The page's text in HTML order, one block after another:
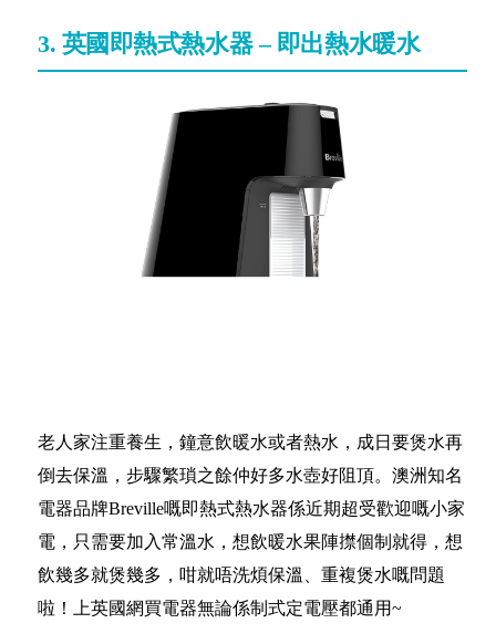
3. 英國即熱式熱水器 – 即出熱水暖水
老人家注重養生，鐘意飲暖水或者熱水，成日要煲水再
倒去保溫，步驟繁瑣之餘仲好多水壺好阻頂。澳洲知名
電器品牌Breville嘅即熱式熱水器係近期超受歡迎嘅小家
電，只需要加入常溫水，想飲暖水果陣㩒個制就得，想
飲幾多就煲幾多，咁就唔洗煩保溫、重複煲水嘅問題
啦！上英國網買電器無論係制式定電壓都通用~